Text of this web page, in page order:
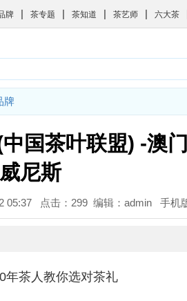
牌 | 茶专题 | 茶知道 | 茶艺师 | 六大茶
牌
国茶叶联盟) -澳
尼斯
05:37 点击：299 编辑：admin 手机
年茶人教你选对茶礼